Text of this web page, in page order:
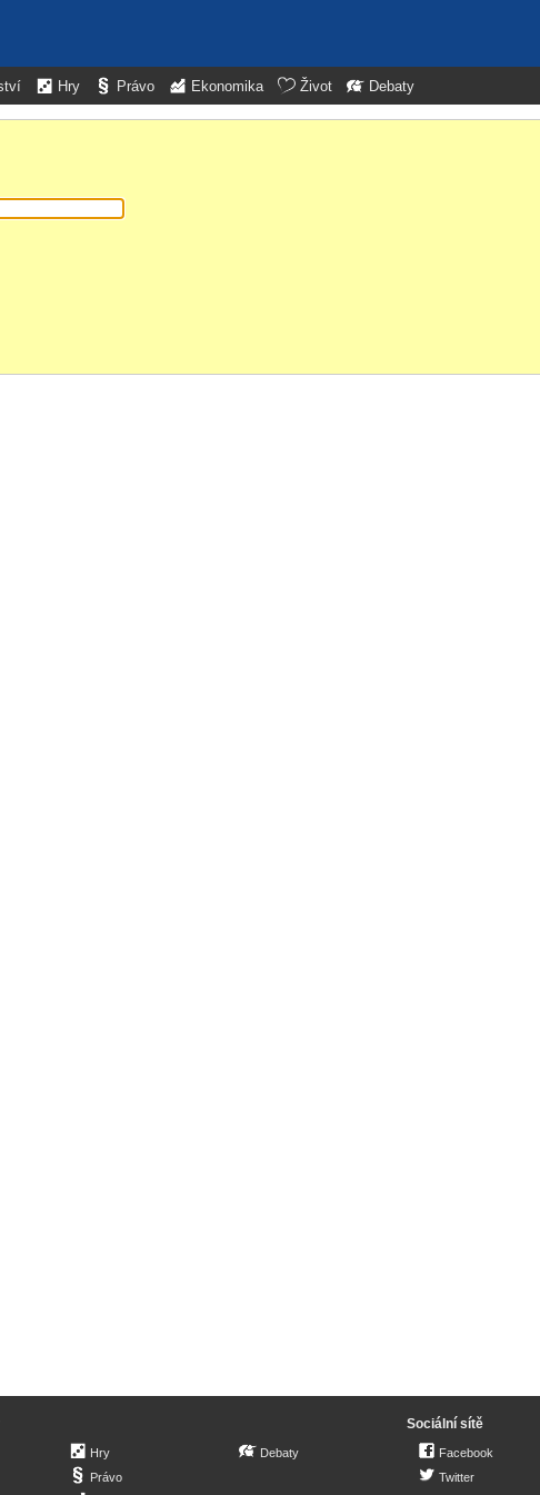
Hry Právo Ekonomika Život Debaty
Hry
Právo
Debaty
Sociální sítě
Facebook
Twitter